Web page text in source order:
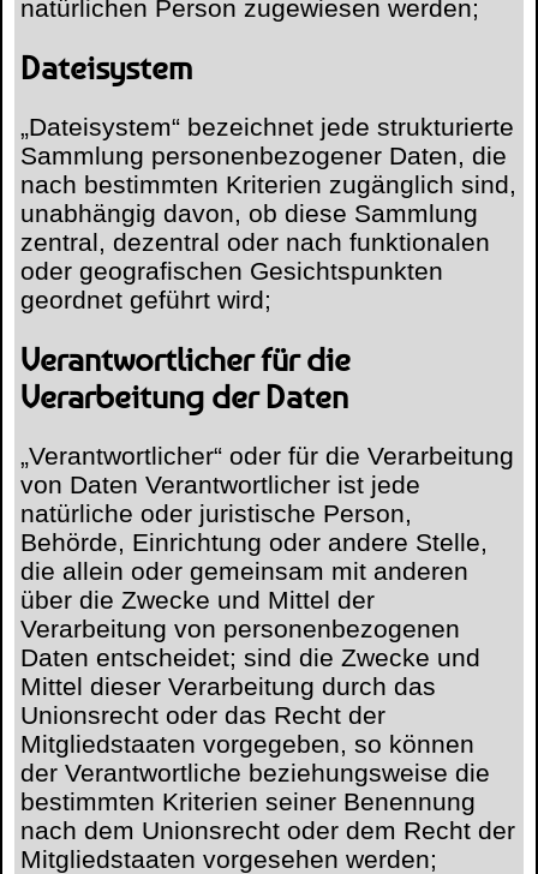
natürlichen Person zugewiesen werden;
Dateisystem
„Dateisystem“ bezeichnet jede strukturierte
Sammlung personenbezogener Daten, die
nach bestimmten Kriterien zugänglich sind,
unabhängig davon, ob diese Sammlung
zentral, dezentral oder nach funktionalen
oder geografischen Gesichtspunkten
geordnet geführt wird;
Verantwortlicher für die
Verarbeitung der Daten
„Verantwortlicher“ oder für die Verarbeitung
von Daten Verantwortlicher ist jede
natürliche oder juristische Person,
Behörde, Einrichtung oder andere Stelle,
die allein oder gemeinsam mit anderen
über die Zwecke und Mittel der
Verarbeitung von personenbezogenen
Daten entscheidet; sind die Zwecke und
Mittel dieser Verarbeitung durch das
Unionsrecht oder das Recht der
Mitgliedstaaten vorgegeben, so können
der Verantwortliche beziehungsweise die
bestimmten Kriterien seiner Benennung
nach dem Unionsrecht oder dem Recht der
Mitgliedstaaten vorgesehen werden;